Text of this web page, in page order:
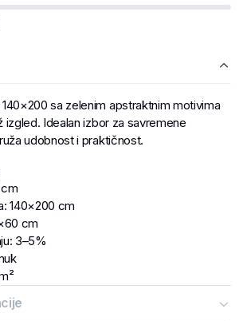
sa zelenim apstraktnim motivima
izgled. Idealan izbor za savremene
udobnost i praktičnost.
140×200 cm
cm
3–5%